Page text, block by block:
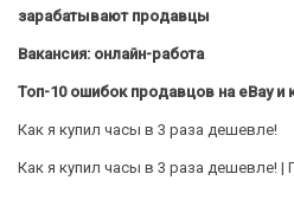
зарабатывают продавцы
Вакансия: онлайн-работа
Топ-10 ошибок продавцов на eBay и
Как я купил часы в 3 раза дешевле!
Как я купил часы в 3 раза дешевле! |